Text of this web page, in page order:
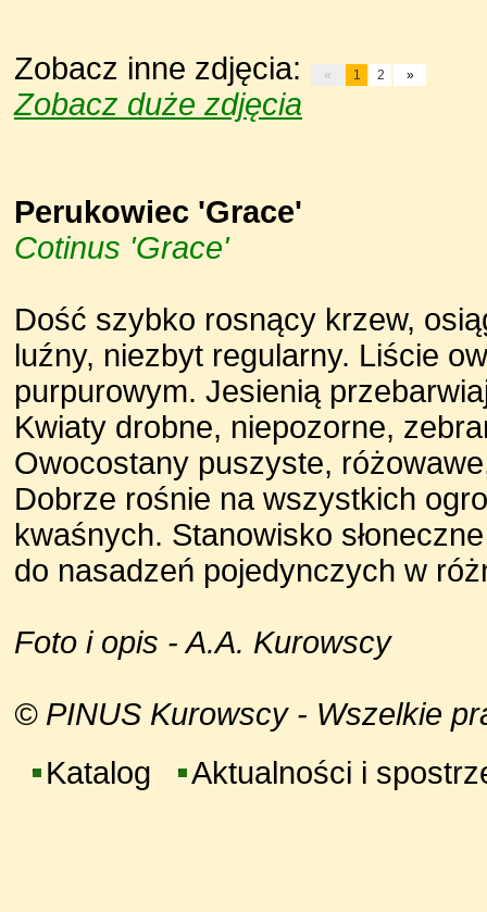
Zobacz inne zdjęcia: « 1 2 »
Zobacz duże zdjęcia
Perukowiec 'Grace'
Cotinus 'Grace'
Dość szybko rosnący krzew,
luźny, niezbyt regularny. Liście
purpurowym. Jesienią
Kwiaty drobne, niepozorne,
Owocostany puszyste,
Dobrze rośnie na wszystkich
kwaśnych. Stanowisko
do nasadzeń pojedynczych w
Foto i opis - A.A. Kurowscy
© PINUS Kurowscy - Wszelkie
Katalog
Aktualności i